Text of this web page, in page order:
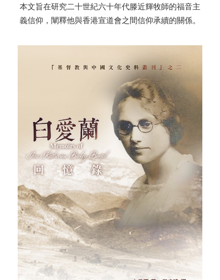
本文旨在研究二十世紀六十年代滕近輝牧師的福音主
義信仰，闡釋他與香港宣道會之間信仰承續的關係。